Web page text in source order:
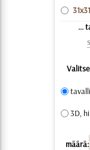
...
3D,
määrä: